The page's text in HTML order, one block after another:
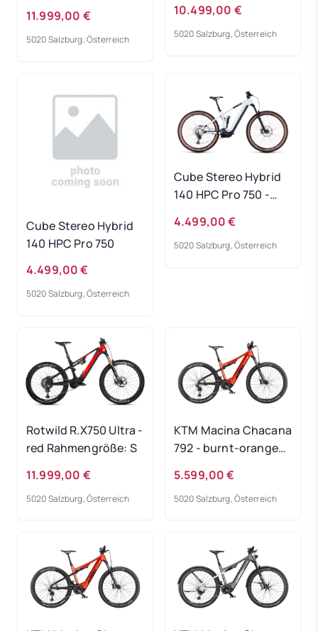
11.999,00 €
5020 Salzburg, Österreich
10.499,00 €
5020 Salzburg, Österreich
Cube Stereo Hybrid
140 HPC Pro 750
4.499,00 €
5020 Salzburg, Österreich
Cube Stereo Hybrid
140 HPC Pro 750 -
Rahmengröße: L
4.499,00 €
5020 Salzburg, Österreich
Rotwild R.X750 Ultra -
red Rahmengröße: S
11.999,00 €
5020 Salzburg, Österreich
KTM Macina Chacana
792 - burnt-orange
5.599,00 €
5020 Salzburg, Österreich